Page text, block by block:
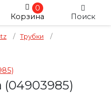
0
Корзина
Поиск
/ Трубки
/
(04903985)